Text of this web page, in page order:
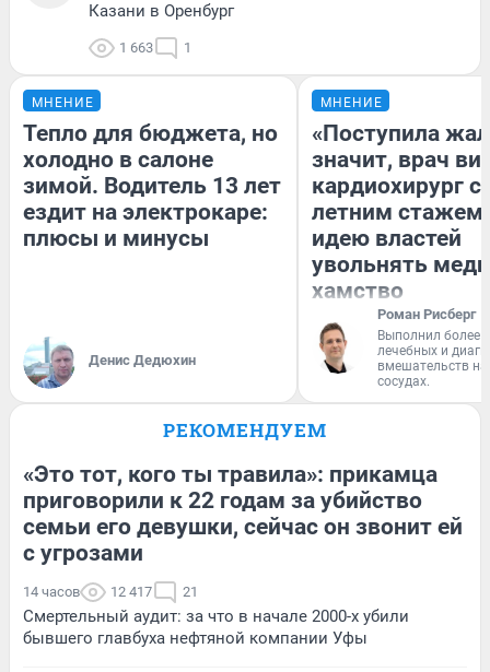
Казани в Оренбург
1 663 1
МНЕНИЕ
Тепло для бюджета, но
холодно в салоне
зимой. Водитель 13 лет
ездит на электрокаре:
плюсы и минусы
Денис Дедюхин
МНЕНИЕ
«Поступила
значит, врач
кардиохирург с
летним стажем
идею властей
увольнять
хамство
Роман Рисберг
Выполнил более
лечебных и
вмешательств на
сосудах.
РЕКОМЕНДУЕМ
«Это тот, кого ты травила»: прикамца
приговорили к 22 годам за убийство
семьи его девушки, сейчас он звонит ей
с угрозами
14 часов 12 417 21
Смертельный аудит: за что в начале 2000-х убили
бывшего главбуха нефтяной компании Уфы